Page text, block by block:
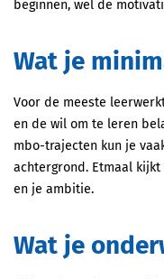
beginnen, wel de
Wat je
Voor de meeste
en de wil om te leren
mbo-trajecten kun je
achtergrond. Etmaal
en je ambitie.
Wat je